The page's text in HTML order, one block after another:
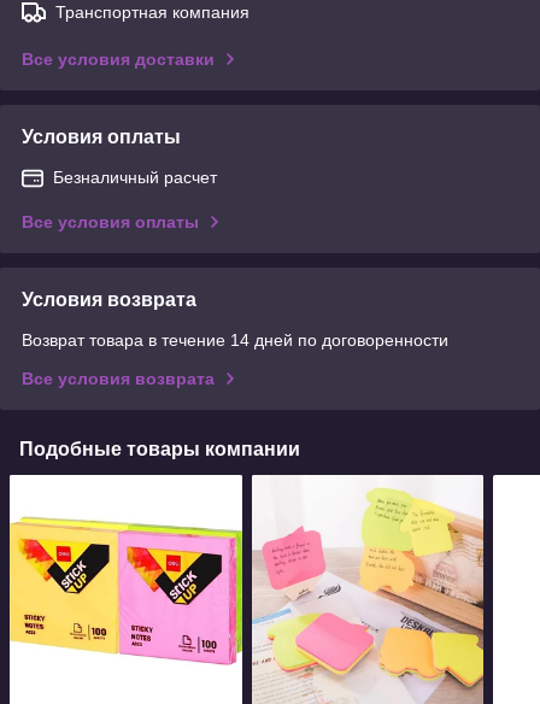
Транспортная компания
Все условия доставки
Условия оплаты
Безналичный расчет
Все условия оплаты
Условия возврата
Возврат товара в течение 14 дней по договоренности
Все условия возврата
Подобные товары компании